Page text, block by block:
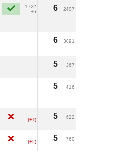
1722
+6
6 2407
6 3091
5 267
5 416
(+1)
5 622
(+5)
5 760